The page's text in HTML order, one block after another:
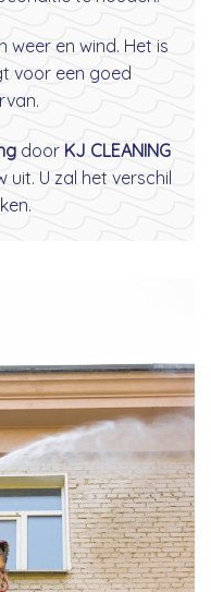
weer en wind. Het is
voor een goed
door KJ CLEANING
uit. U zal het verschil